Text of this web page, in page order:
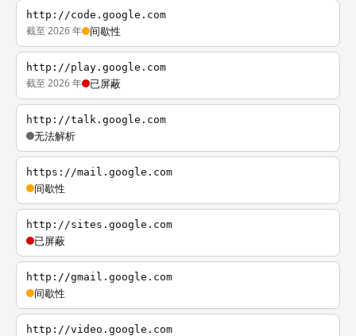
http://code.google.com
截至 2026 年 间歇性
http://play.google.com
截至 2026 年 已屏蔽
http://talk.google.com
无法解析
https://mail.google.com
间歇性
http://sites.google.com
已屏蔽
http://gmail.google.com
间歇性
http://video.google.com